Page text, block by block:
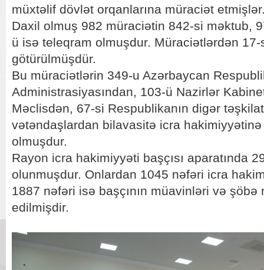
müxtəlif dövlət orqanlarına müraciət
Daxil olmuş 982 müraciətin 842-si məktub,
ü isə teleqram olmuşdur. Müraciətlərdən
götürülmüşdür.
Bu müraciətlərin 349-u Azərbaycan
Administrasiyasından, 103-ü Nazirlər
Məclisdən, 67-si Respublikanın digər
vətəndaşlardan bilavasitə icra
olmuşdur.
Rayon icra hakimiyyəti başçısı aparatında
olunmuşdur. Onlardan 1045 nəfəri icra
1887 nəfəri isə başçının müavinləri və
edilmişdir.